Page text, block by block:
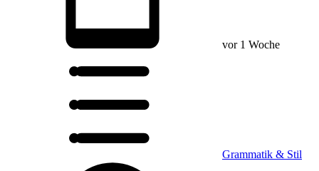
vor 1 Woche
Grammatik & Stil